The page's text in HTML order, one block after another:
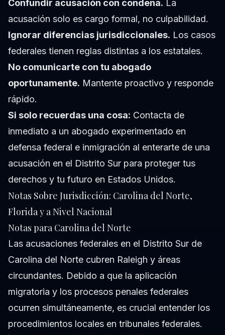
Confundir acusación con condena. La
acusación solo es cargo formal, no culpabilidad.
Ignorar diferencias jurisdiccionales. Los casos
federales tienen reglas distintas a los estatales.
No comunicarte con tu abogado
oportunamente. Mantente proactivo y responde
rápido.
Si solo recuerdas una cosa: Contacta de
inmediato a un abogado experimentado en
defensa federal e inmigración al enterarte de una
acusación en el Distrito Sur para proteger tus
derechos y tu futuro en Estados Unidos.
Notas Sobre Jurisdicción: Carolina del Norte,
Florida y a Nivel Nacional
Notas para Carolina del Norte
Las acusaciones federales en el Distrito Sur de
Carolina del Norte cubren Raleigh y áreas
circundantes. Debido a que la aplicación
migratoria y los procesos penales federales
ocurren simultáneamente, es crucial entender los
procedimientos locales en tribunales federales.